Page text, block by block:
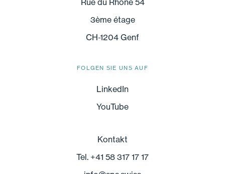
Rue du Rhône 54
3ème étage
CH-1204 Genf
FOLGEN SIE UNS AUF
LinkedIn
YouTube
Kontakt
Tel. +41 58 317 17 17